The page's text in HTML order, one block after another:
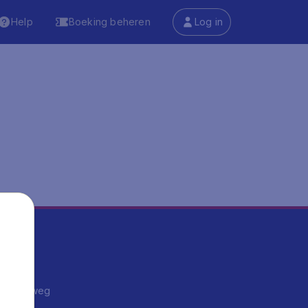
Help Boeking beheren Log in
weg